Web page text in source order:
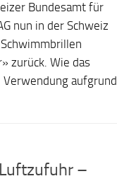
Bundesamt für
nun in der Schweiz
zurück. Wie das
aufgrund
–